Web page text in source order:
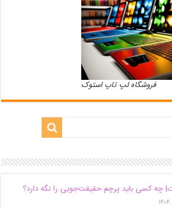
فروشگاه لپ تاپ استوک
‌چه کسی باید پرچم حقیقت‌جویی را نگه دارد؟